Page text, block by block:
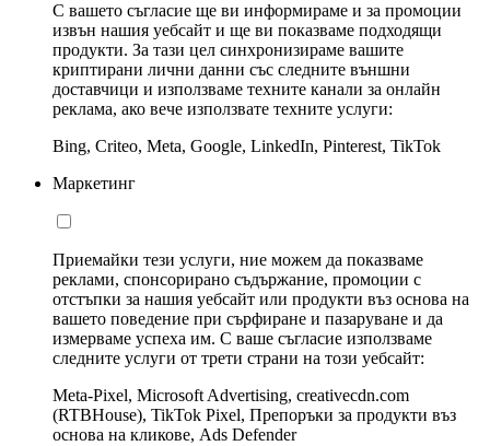
С вашето съгласие ще ви информираме и за промоции
извън нашия уебсайт и ще ви показваме подходящи
продукти. За тази цел синхронизираме вашите
криптирани лични данни със следните външни
доставчици и използваме техните канали за онлайн
реклама, ако вече използвате техните услуги:
Bing, Criteo, Meta, Google, LinkedIn, Pinterest, TikTok
Маркетинг
Приемайки тези услуги, ние можем да показваме
реклами, спонсорирано съдържание, промоции с
отстъпки за нашия уебсайт или продукти въз основа на
вашето поведение при сърфиране и пазаруване и да
измерваме успеха им. С ваше съгласие използваме
следните услуги от трети страни на този уебсайт:
Meta-Pixel, Microsoft Advertising, creativecdn.com
(RTBHouse), TikTok Pixel, Препоръки за продукти въз
основа на кликове, Ads Defender